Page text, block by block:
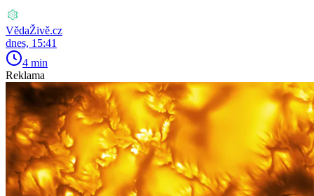
VědaŽivě.cz
dnes, 15:41
4 min
Reklama